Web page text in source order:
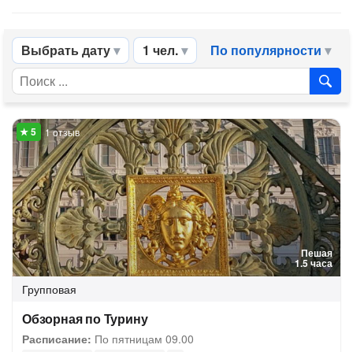
Выбрать дату 1 чел. По популярности
Пешая
1.5 часа
1 отзыв
Групповая
Обзорная по Турину
Расписание: По пятницам 09.00